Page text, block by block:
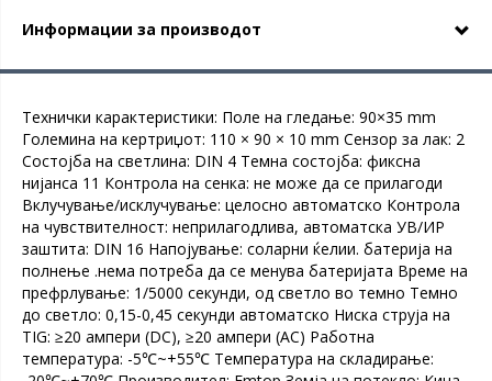
Информации за производот
Технички карактеристики: Поле на гледање: 90×35 mm
Големина на кертриџот: 110 × 90 × 10 mm Сензор за лак: 2
Состојба на светлина: DIN 4 Темна состојба: фиксна
нијанса 11 Контрола на сенка: не може да се прилагоди
Вклучување/исклучување: целосно автоматско Контрола
на чувствителност: неприлагодлива, автоматска УВ/ИР
заштита: DIN 16 Напојување: соларни ќелии. батерија на
полнење .нема потреба да се менува батеријата Време на
префрлување: 1/5000 секунди, од светло во темно Темно
до светло: 0,15-0,45 секунди автоматско Ниска струја на
TIG: ≥20 ампери (DC), ≥20 ампери (AC) Работна
температура: -5℃~+55℃ Температура на складирање: